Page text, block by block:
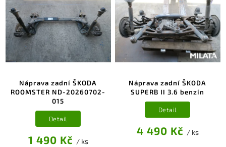
Náprava zadní ŠKODA
ROOMSTER ND-20260702-
015
1 490 Kč / ks
Detail
Náprava zadní ŠKODA
SUPERB II 3.6 benzín
4 490 Kč / ks
Detail